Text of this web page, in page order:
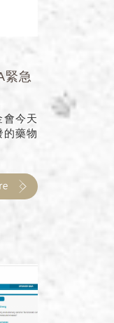
緊急
會今天
的藥物